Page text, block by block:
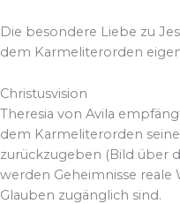
Die besondere Liebe zu
dem Karmeliterorden
Christusvision
Theresia von Avila
dem Karmeliterorden
zurückzugeben (Bild über
werden Geheimnisse reale
Glauben zugänglich sind.